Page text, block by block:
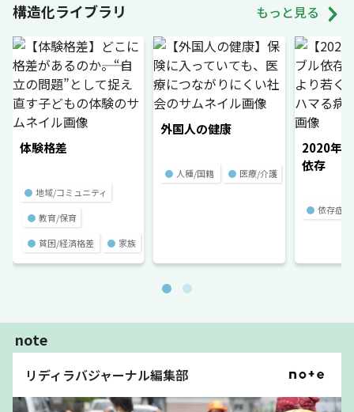
構造化ライブラリ もっと見る
体験格差
● 地域/コミュニティ
● 教育/保育
● 貧困/経済格差 ● 家族
外国人の健康
● 人種/国籍 ● 医療/介護
2020年
依存
● 依存症
note
リディラバジャーナル編集部